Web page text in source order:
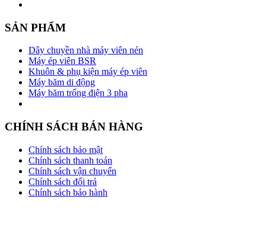
SẢN PHẨM
Dây chuyền nhà máy viên nén
Máy ép viên BSR
Khuôn & phụ kiện máy ép viên
Máy băm di động
Máy băm trống điện 3 pha
CHÍNH SÁCH BÁN HÀNG
Chính sách bảo mật
Chính sách thanh toán
Chính sách vận chuyển
Chính sách đổi trả
Chính sách bảo hành